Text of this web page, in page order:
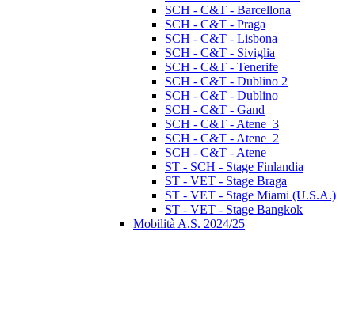
SCH - C&T - Barcellona
SCH - C&T - Praga
SCH - C&T - Lisbona
SCH - C&T - Siviglia
SCH - C&T - Tenerife
SCH - C&T - Dublino 2
SCH - C&T - Dublino
SCH - C&T - Gand
SCH - C&T - Atene_3
SCH - C&T - Atene_2
SCH - C&T - Atene
ST - SCH - Stage Finlandia
ST - VET - Stage Braga
ST - VET - Stage Miami (U.S.A.)
ST - VET - Stage Bangkok
Mobilità A.S. 2024/25